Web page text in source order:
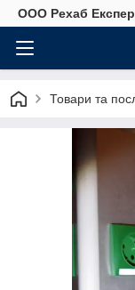
OOO Рехаб
Товари та